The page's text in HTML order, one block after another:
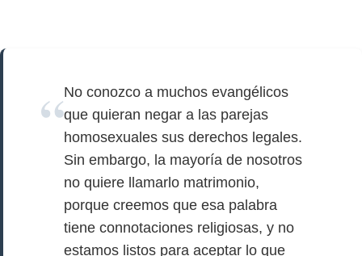
No conozco a muchos evangélicos
que quieran negar a las parejas
homosexuales sus derechos legales.
Sin embargo, la mayoría de nosotros
no quiere llamarlo matrimonio,
porque creemos que esa palabra
tiene connotaciones religiosas, y no
estamos listos para aceptar lo que